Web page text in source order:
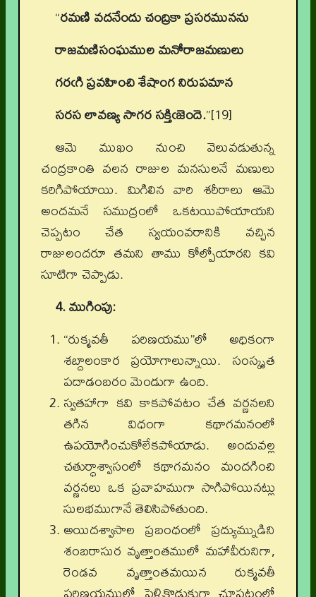
“రమణి వదనేందు చంద్రికా ప్రసరమునను
రాజమణిసంఘముల మనోరాజమణులు
గరఁగి ప్రవహించి శేషాంగ నిరుపమాన
సరస లావణ్య సాగర సక్తిఁజెందె.”[19]
ఆమె ముఖం నుంచి వెలువడుతున్న
చంద్రకాంతి వలన రాజుల మనసులనే మణులు
కరిగిపోయాయి. మిగిలిన వారి శరీరాలు ఆమె
అందమనే సముద్రంలో ఒకటయిపోయాయని
చెప్పటం చేత స్వయంవరానికి వచ్చిన
రాజులందరూ తమని తాము కోల్పోయారని కవి
సూటిగా చెప్పాడు.
4. ముగింపు:
“రుక్మవతీ పరిణయము”లో అధికంగా
శబ్దాలంకార ప్రయోగాలున్నాయి. సంస్కృత
పదాడంబరం మెండుగా ఉంది.
స్వతహాగా కవి కాకపోవటం చేత వర్ణనలని
తగిన విధంగా కథాగమనంలో
ఉపయోగించుకోలేకపోయాడు. అందువల్ల
చతుర్ధాశ్వాసంలో కథాగమనం మందగించి
వర్ణనలు ఒక ప్రవాహముగా సాగిపోయినట్లు
సులభముగానే తెలిసిపోతుంది.
అయిదశ్వాసాల ప్రబంధంలో ప్రద్యుమ్నుడిని
శంబరాసుర వృత్తాంతములో మహావీరునిగా,
రెండవ వృత్తాంతమయిన రుక్మవతీ